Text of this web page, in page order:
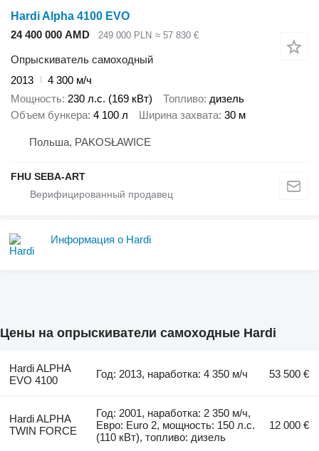
Hardi Alpha 4100 EVO
24 400 000 AMD
249 000 PLN ≈ 57 830 €
Опрыскиватель самоходный
2013
4 300 м/ч
Мощность 230 л.с. (169 кВт) Топливо дизель
Объем бункера 4 100 л Ширина захвата 30 м
Польша, PAKOSŁAWICE
FHU SEBA-ART
Информация о Hardi
Цены на опрыскиватели самоходные Hardi
Hardi ALPHA
EVO 4100
Год: 2013, наработка: 4 350 м/ч 53 500 €
Hardi ALPHA
TWIN FORCE
Год: 2001, наработка: 2 350 м/ч,
Евро: Euro 2, мощность: 150 л.с.
(110 кВт), топливо: дизель
12 000 €